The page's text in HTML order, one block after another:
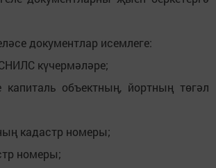
документлар исемлеге:
күчермәләре;
капиталь объектның, йортның төгәл
кадастр номеры;
номеры;